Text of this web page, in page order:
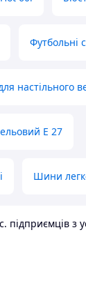
Футбольні
настільного
E 27
Шини
з